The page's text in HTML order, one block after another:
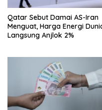
Qatar Sebut Damai AS-Iran
Menguat, Harga Energi
Langsung Anjlok 2%